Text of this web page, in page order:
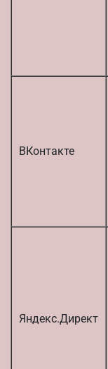
ВКонтакте
Яндекс.Директ